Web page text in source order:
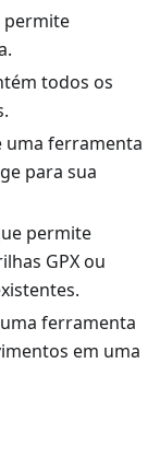
permite
todos os
uma ferramenta
para sua
permite
GPX ou
ferramenta
em uma